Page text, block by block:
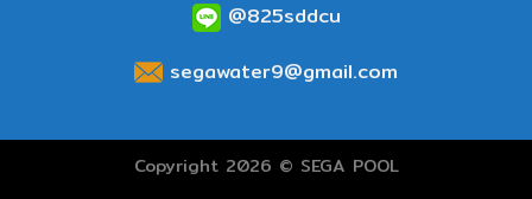
@825sddcu
segawater9@gmail.com
Copyright 2026 © SEGA POOL